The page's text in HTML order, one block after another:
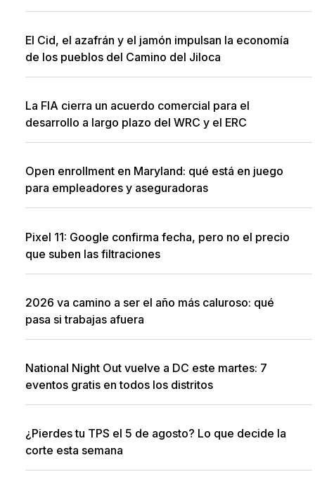
El Cid, el azafrán y el jamón impulsan la economía
de los pueblos del Camino del Jiloca
La FIA cierra un acuerdo comercial para el
desarrollo a largo plazo del WRC y el ERC
Open enrollment en Maryland: qué está en juego
para empleadores y aseguradoras
Pixel 11: Google confirma fecha, pero no el precio
que suben las filtraciones
2026 va camino a ser el año más caluroso: qué
pasa si trabajas afuera
National Night Out vuelve a DC este martes: 7
eventos gratis en todos los distritos
¿Pierdes tu TPS el 5 de agosto? Lo que decide la
corte esta semana